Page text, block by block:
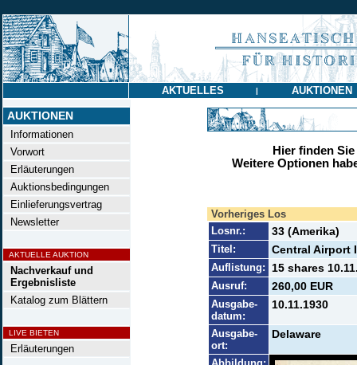
AKTUELLES | AUKTIONEN
AUKTIONEN
Informationen
Vorwort
Erläuterungen
Auktionsbedingungen
Einlieferungsvertrag
Newsletter
AKTUELLE AUKTION
Nachverkauf und
Ergebnisliste
Katalog zum Blättern
LIVE BIETEN
Erläuterungen
Hier finden
Weitere Optionen
Vorheriges Los
Losnr.:
33 (Amerika)
Titel: Central Airport
Auflistung: 15 shares
Ausruf: 260,00 EUR
Ausgabe-
datum:
10.11.1930
Ausgabe-
ort:
Delaware